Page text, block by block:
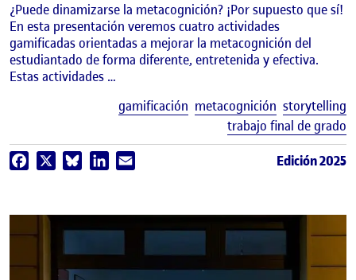
¿Puede dinamizarse la metacognición? ¡Por supuesto que sí!
En esta presentación veremos cuatro actividades
gamificadas orientadas a mejorar la metacognición del
estudiantado de forma diferente, entretenida y efectiva.
Estas actividades …
gamificación metacognición storytelling
trabajo final de grado
Facebook BlueskyLinkedIn Edición 2025